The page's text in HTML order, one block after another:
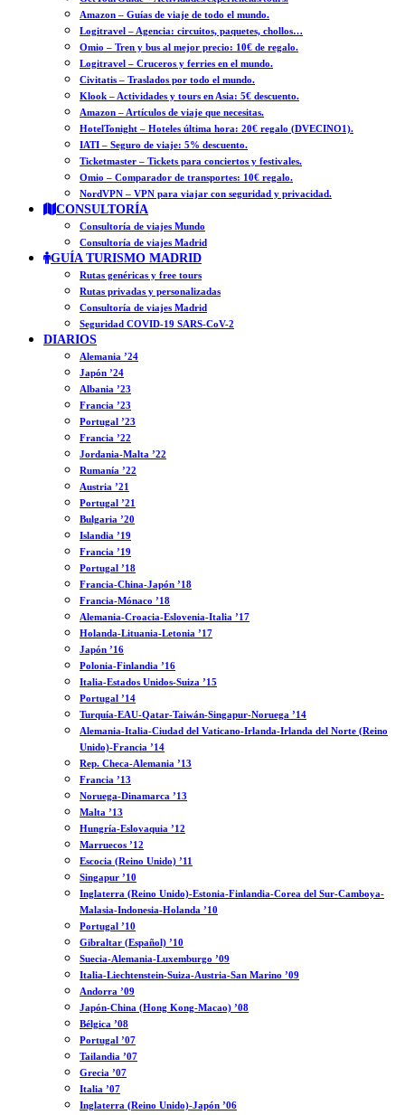
Amazon – Guías de viaje de todo el mundo.
Logitravel – Agencia: circuitos, paquetes, chollos…
Omio – Tren y bus al mejor precio: 10€ de regalo.
Logitravel – Cruceros y ferries en el mundo.
Civitatis – Traslados por todo el mundo.
Klook – Actividades y tours en Asia: 5€ descuento.
Amazon – Artículos de viaje que necesitas.
HotelTonight – Hoteles última hora: 20€ regalo (DVECINO1).
IATI – Seguro de viaje: 5% descuento.
Ticketmaster – Tickets para conciertos y festivales.
Omio – Comparador de transportes: 10€ regalo.
NordVPN – VPN para viajar con seguridad y privacidad.
CONSULTORÍA
Consultoría de viajes Mundo
Consultoría de viajes Madrid
GUÍA TURISMO MADRID
Rutas genéricas y free tours
Rutas privadas y personalizadas
Consultoría de viajes Madrid
Seguridad COVID-19 SARS-CoV-2
DIARIOS
Alemania ’24
Japón ’24
Albania ’23
Francia ’23
Portugal ’23
Francia ’22
Jordania-Malta ’22
Rumanía ’22
Austria ’21
Portugal ’21
Bulgaria ’20
Islandia ’19
Francia ’19
Portugal ’18
Francia-China-Japón ’18
Francia-Mónaco ’18
Alemania-Croacia-Eslovenia-Italia ’17
Holanda-Lituania-Letonia ’17
Japón ’16
Polonia-Finlandia ’16
Italia-Estados Unidos-Suiza ’15
Portugal ’14
Turquía-EAU-Qatar-Taiwán-Singapur-Noruega ’14
Alemania-Italia-Ciudad del Vaticano-Irlanda-Irlanda del Norte (Reino
Unido)-Francia ’14
Rep. Checa-Alemania ’13
Francia ’13
Noruega-Dinamarca ’13
Malta ’13
Hungría-Eslovaquia ’12
Marruecos ’12
Escocia (Reino Unido) ’11
Singapur ’10
Inglaterra (Reino Unido)-Estonia-Finlandia-Corea del Sur-Camboya-
Malasia-Indonesia-Holanda ’10
Portugal ’10
Gibraltar (Español) ’10
Suecia-Alemania-Luxemburgo ’09
Italia-Liechtenstein-Suiza-Austria-San Marino ’09
Andorra ’09
Japón-China (Hong Kong-Macao) ’08
Bélgica ’08
Portugal ’07
Tailandia ’07
Grecia ’07
Italia ’07
Inglaterra (Reino Unido)-Japón ’06